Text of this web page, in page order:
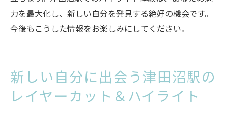
力を最大化し、新しい自分を発見する絶好の機会です。
今後もこうした情報をお楽しみにしてください。
新しい自分に出会う津田沼駅の
レイヤーカット＆ハイライト